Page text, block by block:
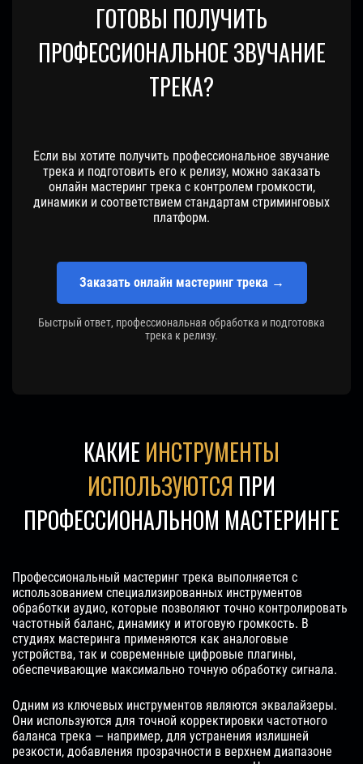
ГОТОВЫ ПОЛУЧИТЬ
ПРОФЕССИОНАЛЬНОЕ ЗВУЧАНИЕ
ТРЕКА?
Если вы хотите получить профессиональное звучание
трека и подготовить его к релизу, можно заказать
онлайн мастеринг трека с контролем громкости,
динамики и соответствием стандартам стриминговых
платформ.
Заказать онлайн мастеринг трека →
Быстрый ответ, профессиональная обработка и подготовка
трека к релизу.
КАКИЕ ИНСТРУМЕНТЫ
ИСПОЛЬЗУЮТСЯ ПРИ
ПРОФЕССИОНАЛЬНОМ МАСТЕРИНГЕ
Профессиональный мастеринг трека выполняется с
использованием специализированных инструментов
обработки аудио, которые позволяют точно контролировать
частотный баланс, динамику и итоговую громкость. В
студиях мастеринга применяются как аналоговые
устройства, так и современные цифровые плагины,
обеспечивающие максимально точную обработку сигнала.
Одним из ключевых инструментов являются эквалайзеры.
Они используются для точной корректировки частотного
баланса трека — например, для устранения излишней
резкости, добавления прозрачности в верхнем диапазоне